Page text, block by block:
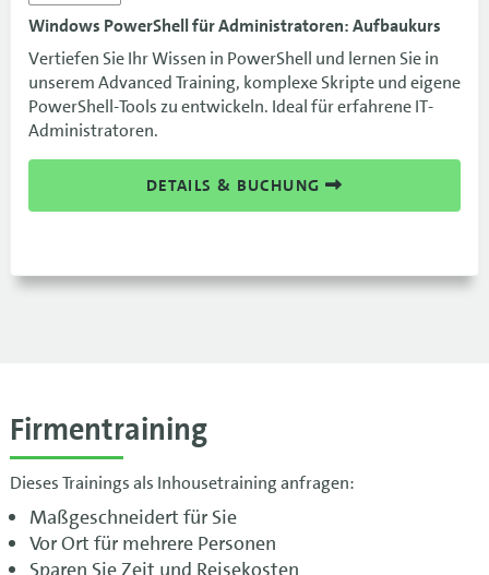
Windows PowerShell für Administratoren: Aufbaukurs
Vertiefen Sie Ihr Wissen in PowerShell und lernen Sie in
unserem Advanced Training, komplexe Skripte und eigene
PowerShell-Tools zu entwickeln. Ideal für erfahrene IT-
Administratoren.
DETAILS & BUCHUNG
Firmentraining
Dieses Trainings als Inhousetraining anfragen:
Maßgeschneidert für Sie
Vor Ort für mehrere Personen
Sparen Sie Zeit und Reisekosten